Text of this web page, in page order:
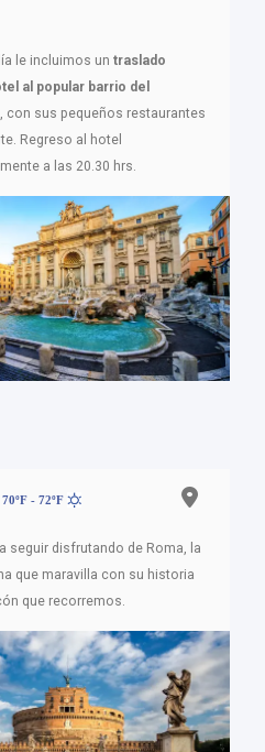
le incluimos un traslado
al popular barrio del
, con sus pequeños restaurantes
Regreso al hotel
a las 20.30 hrs.
70ºF - 72ºF
seguir disfrutando de Roma, la
que maravilla con su historia
que recorremos.